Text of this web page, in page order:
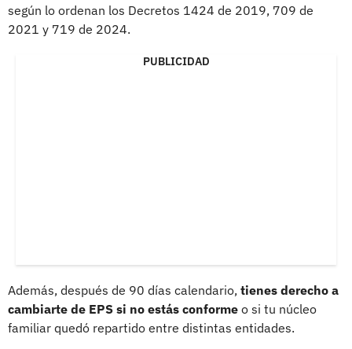
según lo ordenan los Decretos 1424 de 2019, 709 de
2021 y 719 de 2024.
PUBLICIDAD
Además, después de 90 días calendario, tienes derecho a
cambiarte de EPS si no estás conforme o si tu núcleo
familiar quedó repartido entre distintas entidades.